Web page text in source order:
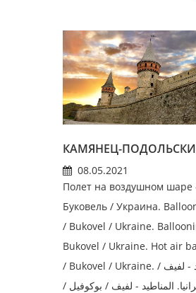
КАМЯНЕЦ-
08.05.2021
Полет на воздушном шаре
Буковель / Украина.
/ Bukovel / Ukraine.
Bukovel / Ukraine. Hot air
/ Bukovel / Ukraine. رحلة المنطاد - لفيف /
المناطيد - لفيف / بوكوفيل /